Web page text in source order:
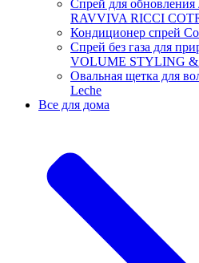
Спрей для
RAVVIVA RICCI
Кондиционер спрей
Спрей без газа для
VOLUME STYLING
Овальная щетка для
Leche
Все для дома